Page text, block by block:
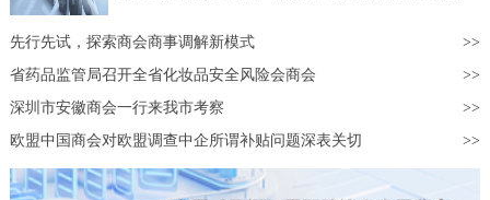
他们的求学压力，激励他们奋发向上。日照浙江商会施会长表
示：“教育是阻断贫困代际传递的根本之策。日照浙江商会始终关
注社会公益，尤其重视教育事业。我们希望通过这次绵薄之力，
为黔江的孩子们点亮一盏希望的灯，帮助他们更好地完成学业，
60%，充分展现了临沂商城拓展国际市场的强劲势头与综合实力。本
次临沂参展企业涵盖劳保用品、五金工具、建筑材料、日用百货等多
个优势行业，展品丰富、品类齐全，吸引了大量越南当地企业驻足咨
出浓厚兴趣和高度认可，充分体现了“临沂制造”在东南亚市场的竞争
力和吸引力。展会现场共有30余家临沂企业与越方达成初步采购意
向，意向合作金额约1600万美元。展会期间，由山东省贸促会与越
南工贸部共同主办的中越企业对接会成功举行。临沂展团积极把握机
遇，共有20余家企业参与对接，与越南采购商开展面对面、一对一
先行先试，探索商会商事调解新模式
省药品监管局召开全省化妆品安全风险会商会
深圳市安徽商会一行来我市考察
欧盟中国商会对欧盟调查中企所谓补贴问题深表关切